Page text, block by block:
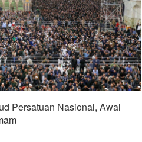
Persatuan Nasional, Awal